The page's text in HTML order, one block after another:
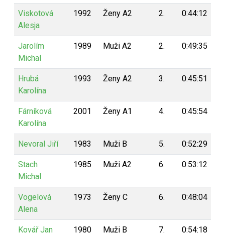
Viskotová
Alesja
1992 Ženy A2 2. 0:44:12
Jarolím
Michal
1989 Muži A2 2. 0:49:35
Hrubá
Karolína
1993 Ženy A2 3. 0:45:51
Fárníková
Karolína
2001 Ženy A1 4. 0:45:54
Nevoral Jiří 1983 Muži B 5. 0:52:29
Stach
Michal
1985 Muži A2 6. 0:53:12
Vogelová
Alena
1973 Ženy C 6. 0:48:04
Kovář Jan 1980 Muži B 7. 0:54:18